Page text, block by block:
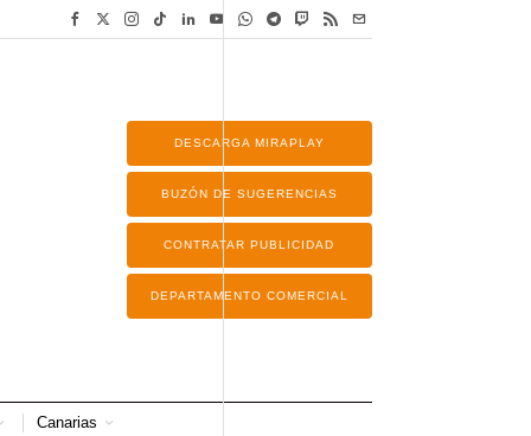
DESCARGA MIRAPLAY
BUZÓN DE SUGERENCIAS
CONTRATAR PUBLICIDAD
DEPARTAMENTO COMERCIAL
Canarias